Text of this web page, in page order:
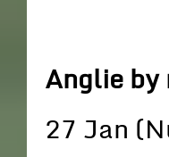
Anglie
27 Jan